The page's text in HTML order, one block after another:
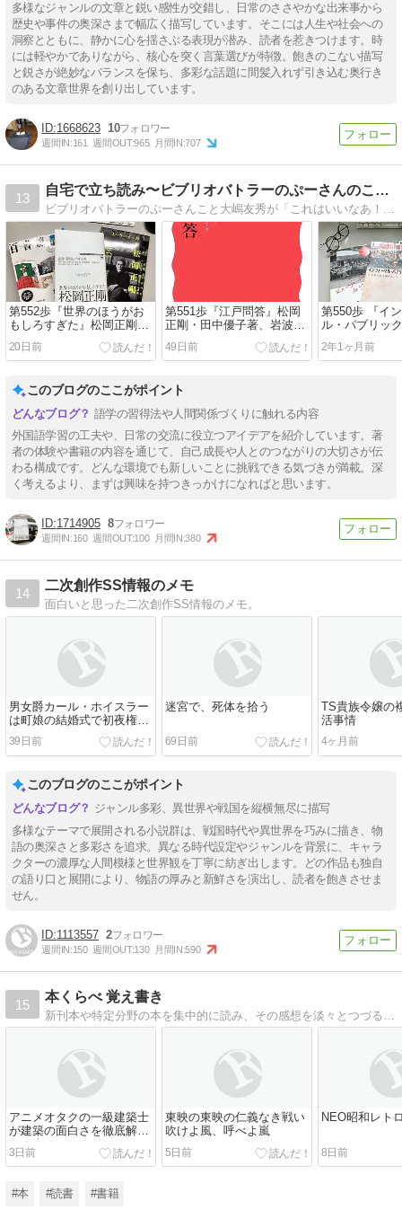
多様なジャンルの文章と鋭い感性が交錯し、日常のささやかな出来事から
歴史や事件の奥深さまで幅広く描写しています。そこには人生や社会への
洞察とともに、静かに心を揺さぶる表現が潜み、読者を惹きつけます。時
には軽やかでありながら、核心を突く言葉選びが特徴。飽きのこない描写
と鋭さが絶妙なバランスを保ち、多彩な話題に間髪入れず引き込む奥行き
のある文章世界を創り出しています。
1668623 10
週間IN:161 週間OUT:965 月間IN:707
13
自宅で立ち読み〜ビブリオバトラーのぷーさんのこだわり選書
ビブリオバトラーのぷーさんこと大嶋友秀が「これはいいなあ！」と思った本だけ紹介するブログです。
第552歩『世界のほうがお
もしろすぎた』松岡正剛
著、晶文社
20日前
第551歩『江戸問答』松岡
正剛・田中優子著、岩波新
49日前
第550歩 『イ
ル・パブリッ
人が惹かれる
飯田美樹著、
2年1ヶ月前
このブログのここがポイント
語学の習得法や人間関係づくりに触れる内容
外国語学習の工夫や、日常の交流に役立つアイデアを紹介しています。著
者の体験や書籍の内容を通じて、自己成長や人とのつながりの大切さが伝
わる構成です。どんな環境でも新しいことに挑戦できる気づきが満載。深
く考えるより、まずは興味を持つきっかけになればと思います。
1714905 8
週間IN:160 週間OUT:100 月間IN:380
14
二次創作SS情報のメモ
面白いと思った二次創作SS情報のメモ。
男女爵カール・ホイスラー
は町娘の結婚式で初夜権を
行使さる
39日前
迷宮で、死体を拾う
69日前
TS貴族令嬢の
活事情
4ヶ月前
このブログのここがポイント
ジャンル多彩、異世界や戦国を縦横無尽に描写
多様なテーマで展開される小説群は、戦国時代や異世界を巧みに描き、物
語の奥深さと多彩さを追求。異なる時代設定やジャンルを背景に、キャラ
クターの濃厚な人間模様と世界観を丁寧に紡ぎ出します。どの作品も独自
の語り口と展開により、物語の厚みと新鮮さを演出し、読者を飽きさせま
せん。
1113557 2
週間IN:150 週間OUT:130 月間IN:590
15
本くらべ 覚え書き
アニメオタクの一級建築士
が建築の面白さを徹底解剖
する本。
3日前
東映の東映の仁義なき戦い
吹けよ風、呼べよ嵐
5日前
NEO昭和レト
8日前
#本 #読書 #書籍